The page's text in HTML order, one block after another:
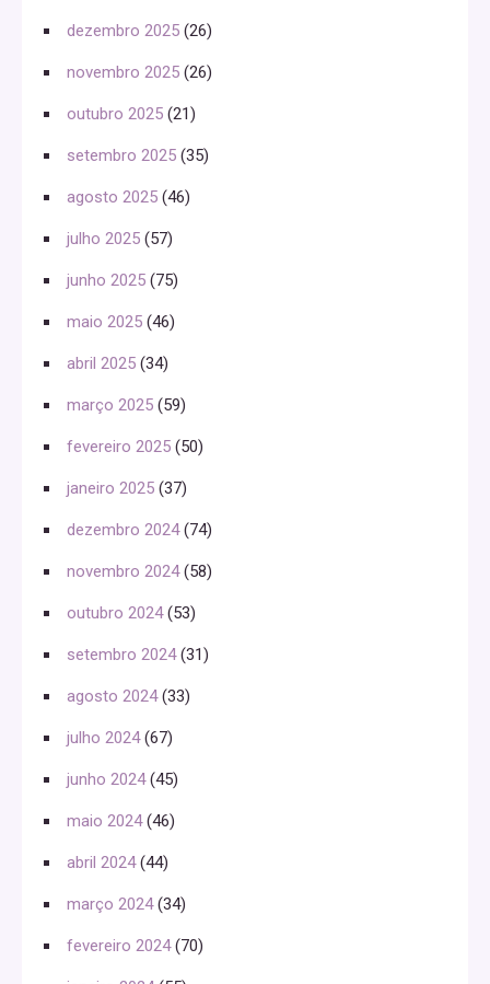
dezembro 2025 (26)
novembro 2025 (26)
outubro 2025 (21)
setembro 2025 (35)
agosto 2025 (46)
julho 2025 (57)
junho 2025 (75)
maio 2025 (46)
abril 2025 (34)
março 2025 (59)
fevereiro 2025 (50)
janeiro 2025 (37)
dezembro 2024(74)
novembro 2024(58)
outubro 2024(53)
setembro 2024(31)
agosto 2024(33)
julho 2024(67)
junho 2024(45)
maio 2024(46)
abril 2024(44)
março 2024(34)
fevereiro 2024(70)